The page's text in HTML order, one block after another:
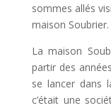
sommes allés
maison Soubrier.
La maison
partir des
se lancer dans
c’était une